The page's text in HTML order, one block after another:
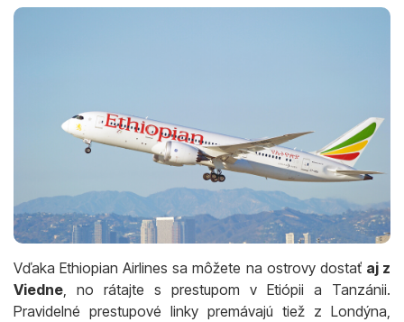
Vďaka Ethiopian Airlines sa môžete na ostrovy dostať aj z
Viedne, no rátajte s prestupom v Etiópii a Tanzánii.
Pravidelné prestupové linky premávajú tiež z Londýna,